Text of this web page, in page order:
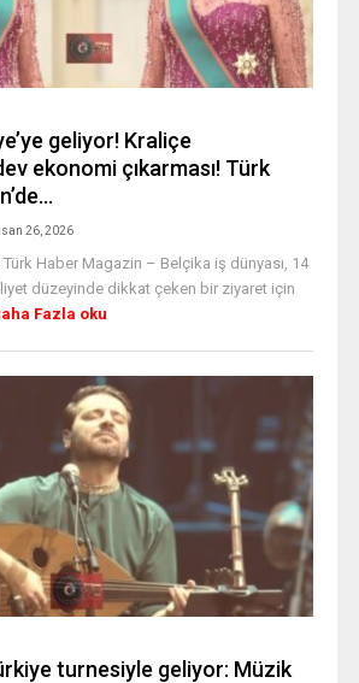
geliyor! Kraliçe
ekonomi çıkarması! Türk
26, 2026
Haber Magazin – Belçika iş dünyası, 14
düzeyinde dikkat çeken bir ziyaret için
Fazla oku
turnesiyle geliyor: Müzik